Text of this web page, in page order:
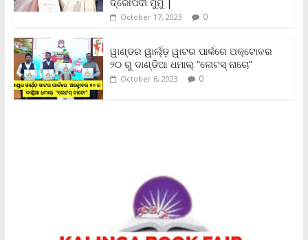
October 17, 2023 0
ୱାଣ୍ଡର ୱାର୍ଲ୍‌ଡ଼ ୱାଟର ପାର୍କରେ ଅକ୍ଟୋବର
୨୦ ରୁ ଦାଣ୍ଡିଆ ଧମାଲ୍ “ଲେଟସ୍ ନାଚୋ”
October 6, 2023 0